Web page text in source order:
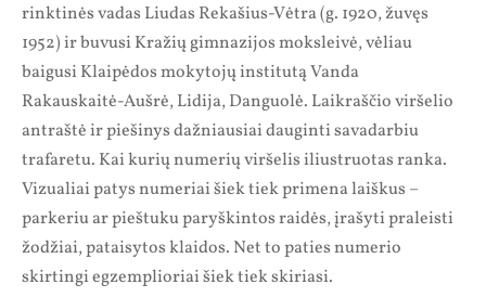
rinktinės vadas Liudas Rekašius-Vėtra (g. 1920, žuvęs
1952) ir buvusi Kražių gimnazijos moksleivė, vėliau
baigusi Klaipėdos mokytojų institutą Vanda
Rakauskaitė-Aušrė, Lidija, Danguolė. Laikraščio viršelio
antraštė ir piešinys dažniausiai dauginti savadarbiu
trafaretu. Kai kurių numerių viršelis iliustruotas ranka.
Vizualiai patys numeriai šiek tiek primena laiškus –
parkeriu ar pieštuku paryškintos raidės, įrašyti praleisti
žodžiai, pataisytos klaidos. Net to paties numerio
skirtingi egzemplioriai šiek tiek skiriasi.